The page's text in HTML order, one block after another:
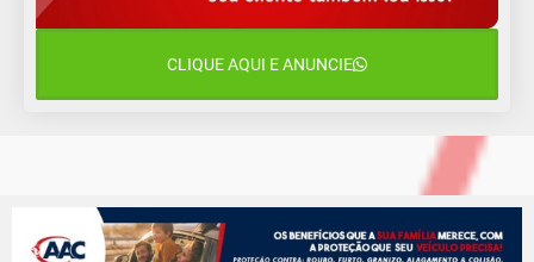
Terça-Feira
CLIQUE AQUI E ANUNCIE